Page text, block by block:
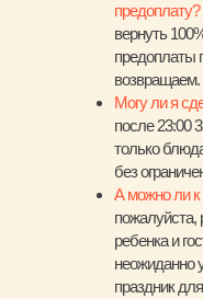
предоплату?
вернуть
предоплаты
возвращаем.
Могу ли я
после 23:00
только
без
А можно ли
пожалуйста,
ребенка и
неожиданно
праздник